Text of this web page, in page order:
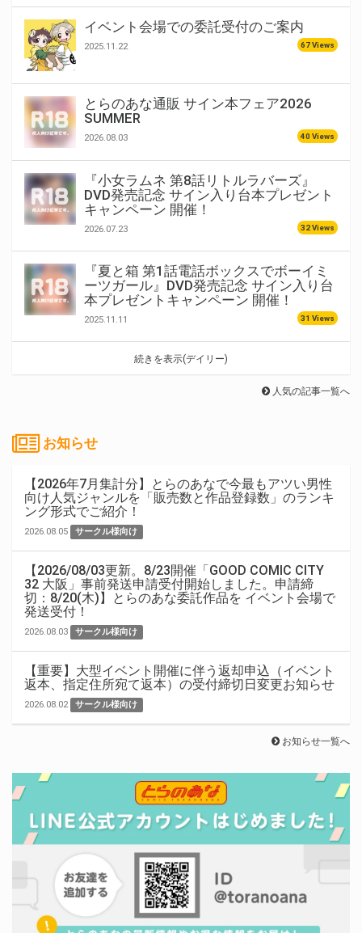
イベント会場での委託受付のご案内
2025.11.22 67 Views
とらのあな通販 サイン本フェア2026
SUMMER
2026.08.03 40 Views
『小女ラムネ 第8話リトルラバーズ』
DVD発売記念 サイン入り台本プレゼント
キャンペーン 開催！
2026.07.23 32 Views
『夏と箱 第1話電話ボックスでボーイミ
ーツガール』DVD発売記念 サイン入り台
本プレゼントキャンペーン 開催！
2025.11.11 31 Views
続きを表示(デイリー)
人気の記事一覧へ
お知らせ
【2026年7月集計分】とらのあなで今最もアツい男性
向け人気ジャンルを「販売数と作品登録数」のランキ
ング形式でご紹介！
2026.08.05 サークル様向け
【2026/08/03更新。8/23開催「GOOD COMIC CITY
32 大阪」事前発送申請受付開始しました。申請締
切：8/20(木)】とらのあな委託作品を イベント会場で
発送受付！
2026.08.03 サークル様向け
【重要】大型イベント開催に伴う返却申込（イベント
返本、指定住所宛て返本）の受付締切日変更お知らせ
2026.08.02 サークル様向け
お知らせ一覧へ